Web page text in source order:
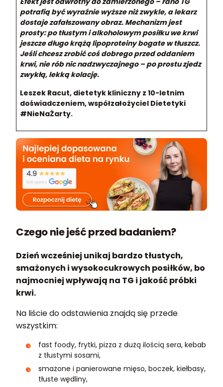
potrafią być wyraźnie wyższe niż zwykle, a lekarz
dostaje zafałszowany obraz. Mechanizm jest
prosty: po tłustym i alkoholowym posiłku we krwi
jeszcze długo krążą lipoproteiny bogate w tłuszcz.
Jeśli chcesz zrobić coś dobrego przed oddaniem
krwi, nie rób nic nadzwyczajnego – po prostu zjedz
zwykłą, lekką kolację.
Leszek Racut, dietetyk kliniczny z 10-letnim
doświadczeniem, współzałożyciel Dietetyki
#NieNaŻarty.
Czego nie jeść przed badaniem?
Dzień wcześniej unikaj bardzo tłustych,
smażonych i wysokocukrowych posiłków, bo
najmocniej wpływają na TG i jakość próbki
krwi.
Na liście do odstawienia znajdą się przede
wszystkim:
fast foody, frytki, pizza z dużą ilością sera, kebab
z tłustymi sosami,
smażone i panierowane mięso, boczek, kiełbasy,
tłuste wędliny,